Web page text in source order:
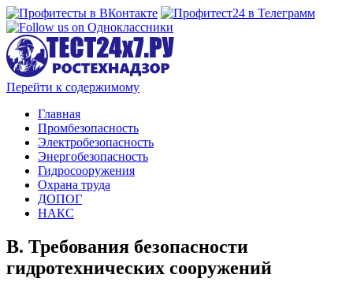
Перейти к содержимому
Главная
Промбезопасность
Электробезопасность
Энергобезопасность
Гидросооружения
Охрана труда
ДОПОГ
НАКС
В. Требования безопасности
гидротехнических сооружений